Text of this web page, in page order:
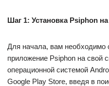
Шаг 1: Установка Psiphon
Для начала, вам необходимо
приложение Psiphon на свой
операционной системой
Google Play Store, введя в